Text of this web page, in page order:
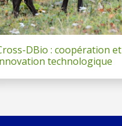
DBio : coopération et
technologique